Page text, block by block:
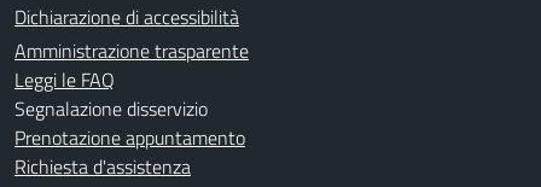
Dichiarazione di accessibilità
Amministrazione trasparente
Leggi le FAQ
Segnalazione disservizio
Prenotazione appuntamento
Richiesta d'assistenza